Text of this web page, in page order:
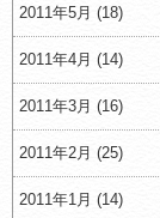
2011年5月 (18)
2011年4月 (14)
2011年3月 (16)
2011年2月 (25)
2011年1月 (14)